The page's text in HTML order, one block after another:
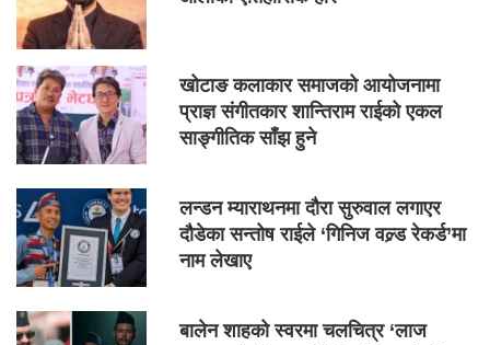
खोटाङ कलाकार समाजको आयोजनामा
प्राज्ञ संगीतकार शान्तिराम राईको एकल
साङ्गीतिक साँझ हुने
लन्डन म्याराथनमा दौरा सुरुवाल लगाएर
दौडेका सन्तोष राईले ‘गिनिज वल्र्ड रेकर्ड’मा
नाम लेखाए
बालेन शाहको स्वरमा चलचित्र ‘लाज